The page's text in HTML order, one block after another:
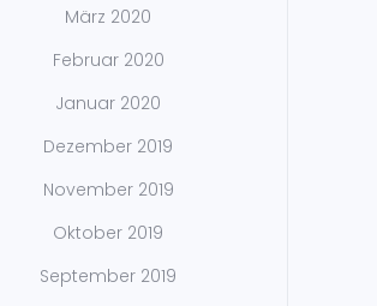
März 2020
Februar 2020
Januar 2020
Dezember 2019
November 2019
Oktober 2019
September 2019